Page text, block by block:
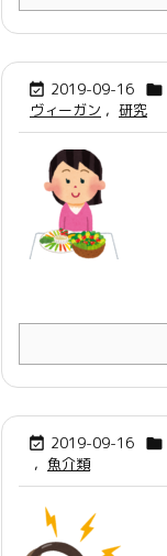
 2019-09-16 
ヴィーガン , 研究
 2019-09-16 
, 魚介類